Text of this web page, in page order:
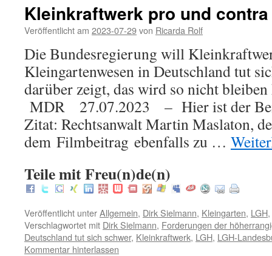
Kleinkraftwerk pro und contra
Veröffentlicht am 2023-07-29von Ricarda Rolf
Die Bundesregierung will
Kleingartenwesen in Deutschland tut
darüber zeigt, das wird so nicht
MDR 27.07.2023 – Hier ist der
Zitat: Rechtsanwalt Martin Maslaton,
dem Filmbeitrag ebenfalls zu …
Teile mit Freu(n)de(n)
Veröffentlicht unterAllgemein, Dirk Sielmann, Kleingarten, LGH,
Verschlagwortet mit Dirk Sielmann, Forderungen der
Deutschland tut sich schwer, Kleinkraftwerk, LGH, LGH-
Kommentar hinterlassen